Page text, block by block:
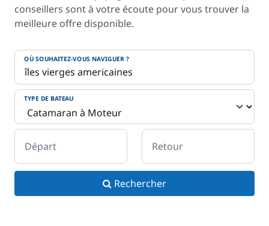
conseillers sont à votre écoute pour vous trouver la
meilleure offre disponible.
OÙ SOUHAITEZ-VOUS NAVIGUER ?
TYPE DE BATEAU
Départ Retour
Rechercher